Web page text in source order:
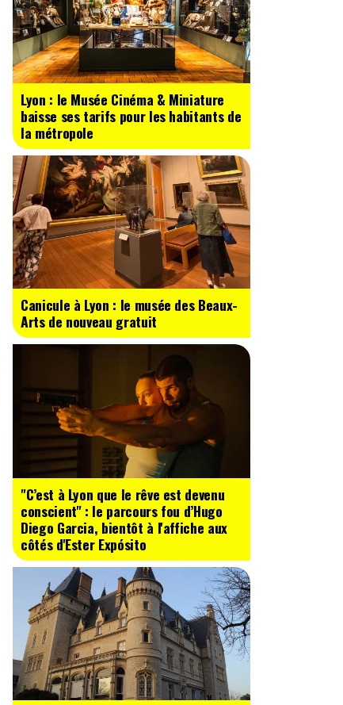
Lyon : le Musée Cinéma & Miniature
baisse ses tarifs pour les habitants de
la métropole
Canicule à Lyon : le musée des Beaux-
Arts de nouveau gratuit
"C’est à Lyon que le rêve est devenu
conscient" : le parcours fou d’Hugo
Diego Garcia, bientôt à l'affiche aux
côtés d'Ester Expósito